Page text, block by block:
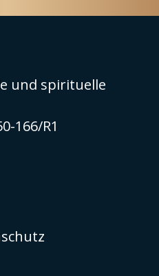
und spirituelle
166/R1